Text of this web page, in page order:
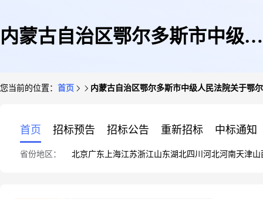
内蒙古自治区鄂尔多斯市中级人
您当前的位置： 首页 内蒙古自治区鄂尔多斯市中级人民法院关于鄂
首页 招标预告 招标公告 重新招标 中标通知
省份地区： 北京广东 上海江苏浙江山东湖北四川 河北河南天津山